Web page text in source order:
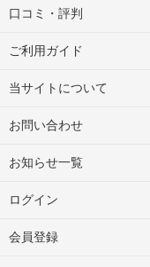
口コミ・評判
ご利用ガイド
当サイトについて
お問い合わせ
お知らせ一覧
ログイン
会員登録